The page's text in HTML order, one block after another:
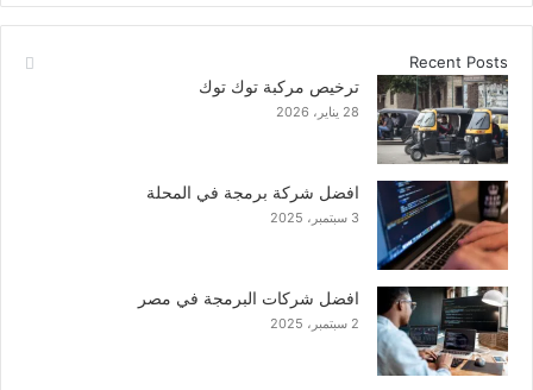
Recent Posts
ترخيص مركبة توك توك
28 يناير، 2026
افضل شركة برمجة في المحلة
3 سبتمبر، 2025
افضل شركات البرمجة في مصر
2 سبتمبر، 2025